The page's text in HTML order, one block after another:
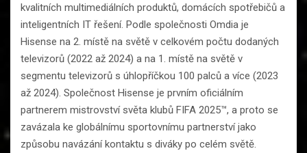
kvalitních multimediálních produktů, domácích spotřebičů a
inteligentních IT řešení. Podle společnosti Omdia je
Hisense na 2. místě na světě v celkovém počtu dodaných
televizorů (2022 až 2024) a na 1. místě na světě v
segmentu televizorů s úhlopříčkou 100 palců a více (2023
až 2024). Společnost Hisense je prvním oficiálním
partnerem mistrovství světa klubů FIFA 2025™, a proto se
zavázala ke globálnímu sportovnímu partnerství jako
způsobu navázání kontaktu s diváky po celém světě.